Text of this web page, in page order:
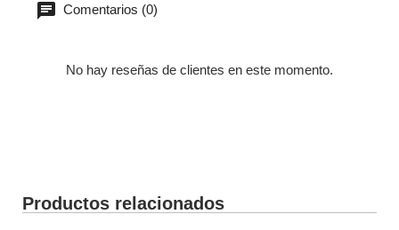
Comentarios (0)
No hay reseñas de clientes en este momento.
Productos relacionados